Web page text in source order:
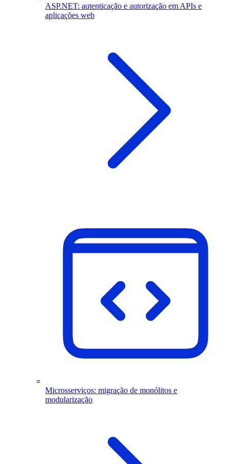
ASP.NET: autenticação e autorização em APIs e
aplicações web
Microsserviços: migração de monólitos e
modularização